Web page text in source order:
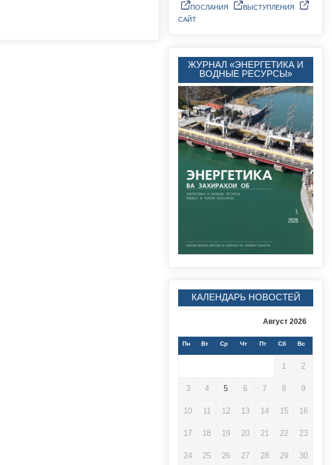
ПОСЛАНИЯ
ВЫСТУПЛЕНИЯ
САЙТ
ЖУРНАЛ «ЭНЕРГЕТИКА И
ВОДНЫЕ РЕСУРСЫ»
КАЛЕНДАРЬ НОВОСТЕЙ
Август 2026
Пн Вт Ср Чт Пт Сб Вс
1 2
3 4 5 6 7 8 9
10 11 12 13 14 15 16
17 18 19 20 21 22 23
24 25 26 27 28 29 30